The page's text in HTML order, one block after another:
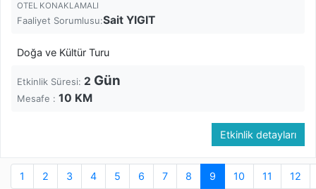
OTEL KONAKLAMALI
Faaliyet Sorumlusu:Sait YIGIT
Doğa ve Kültür Turu
Etkinlik Süresi: 2 Gün
Mesafe : 10 KM
Etkinlik detayları
1 2 3 4 5 6 7 8 9 10 11 12